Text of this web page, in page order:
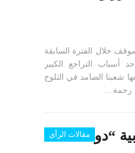
خلال الفترة السابقة
أسباب التراجع الكبير
شعبنا الصامد في الثلوج
رحمة…
مقالات الرأي“دولة